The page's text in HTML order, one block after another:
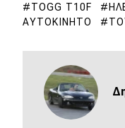
TOGG T10F
ΑΥΤΟΚΊΝΗΤΟ